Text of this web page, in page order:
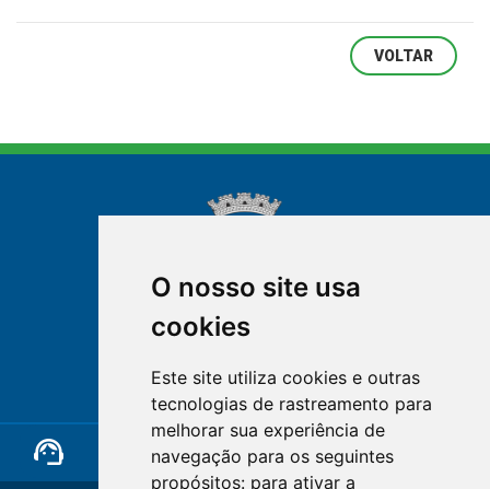
O nosso site usa
cookies
Este site utiliza cookies e outras
tecnologias de rastreamento para
melhorar sua experiência de
navegação para os seguintes
propósitos: para ativar a
VOLTAR
NOVA FRIBURGO
RIO DE JANEIRO
support_agent mail